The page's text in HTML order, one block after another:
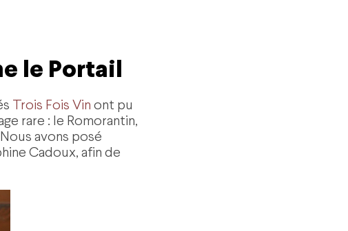
le Portail
Trois Fois Vin ont pu
rare : le Romorantin,
avons posé
Cadoux, afin de